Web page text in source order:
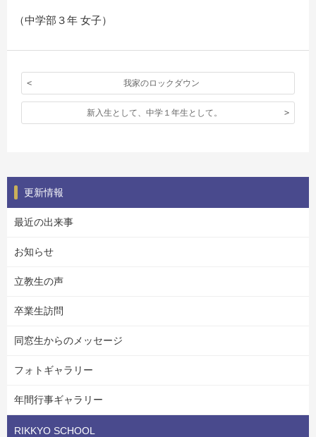
（中学部３年 女子）
我家のロックダウン
新入生として、中学１年生として。
更新情報
最近の出来事
お知らせ
立教生の声
卒業生訪問
同窓生からのメッセージ
フォトギャラリー
年間行事ギャラリー
RIKKYO SCHOOL